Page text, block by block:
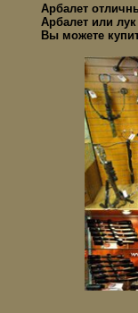
Арбалет
Арбалет или
Вы можете